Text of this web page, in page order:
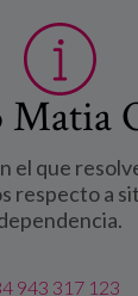
Matia
el que
respecto a
943 317 123